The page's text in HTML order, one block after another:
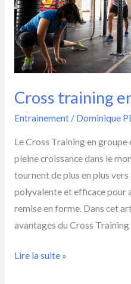
Cross training
Entrainement/ Dominique
Le Cross Training en groupe
pleine croissance dans le
tournent de plus en plus
polyvalente et efficace pour
remise en forme. Dans cet
avantages du Cross
Lire la suite »